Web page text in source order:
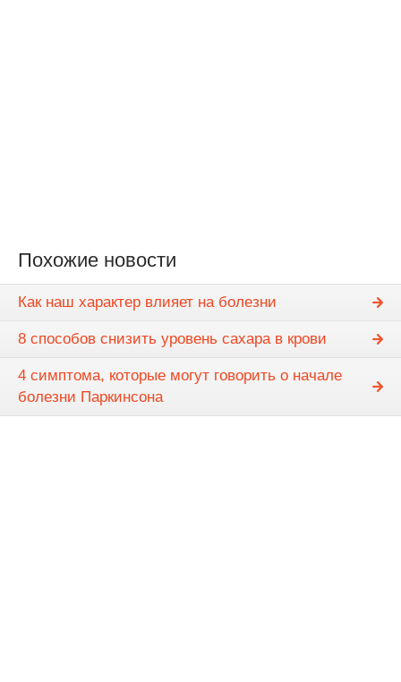
Похожие новости
Как наш характер влияет на болезни
8 способов снизить уровень сахара в крови
4 симптома, которые могут говорить о начале
болезни Паркинсона